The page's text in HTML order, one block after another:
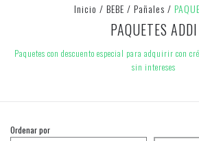
Inicio / BEBE / Pañales /
PAQUETES ADDI
Paquetes con descuento especial para adquirir con
sin intereses
Ordenar por